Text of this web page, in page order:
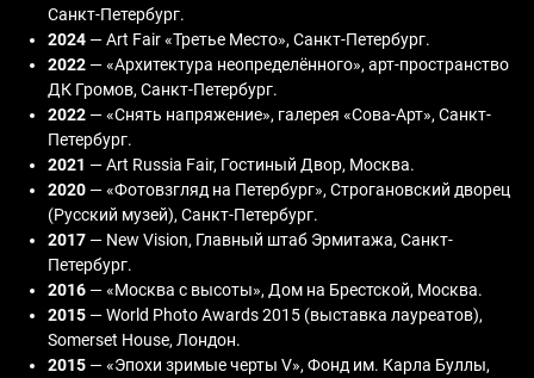
Санкт-Петербург.
2024 — Art Fair «Третье Место», Санкт-Петербург.
2022 — «Архитектура неопределённого», арт-пространство
ДК Громов, Санкт-Петербург.
2022 — «Снять напряжение», галерея «Сова-Арт», Санкт-
Петербург.
2021 — Art Russia Fair, Гостиный Двор, Москва.
2020 — «Фотовзгляд на Петербург», Строгановский дворец
(Русский музей), Санкт-Петербург.
2017 — New Vision, Главный штаб Эрмитажа, Санкт-
Петербург.
2016 — «Москва с высоты», Дом на Брестской, Москва.
2015 — World Photo Awards 2015 (выставка лауреатов),
Somerset House, Лондон.
2015 — «Эпохи зримые черты V», Фонд им. Карла Буллы,